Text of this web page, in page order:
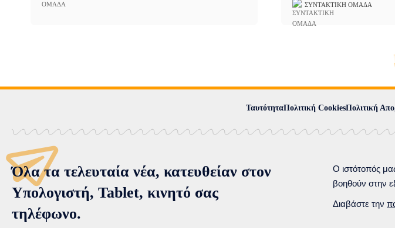
ΣΥΝΤΑΚΤΙΚΉ ΟΜΆΔΑ
ΤαυτότηταΠολιτική CookiesΠολιτική
Όλα τα τελευταία νέα, κατευθείαν στον
Υπολογιστή, Tablet, κινητό σας
τηλέφωνο.
Ο ιστότοπός
βοηθούν στην
Διαβάστε την